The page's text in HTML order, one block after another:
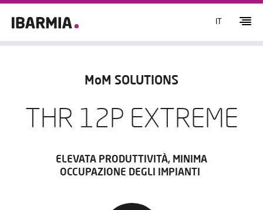
MoM SOLUTIONS
THR 12P EXTREME
ELEVATA PRODUTTIVITÀ, MINIMA
OCCUPAZIONE DEGLI IMPIANTI